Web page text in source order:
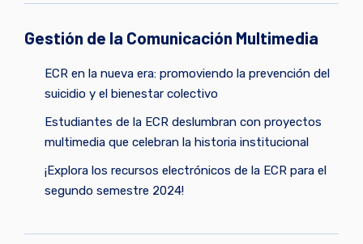
Gestión de la Comunicación Multimedia
ECR en la nueva era: promoviendo la prevención del
suicidio y el bienestar colectivo
Estudiantes de la ECR deslumbran con proyectos
multimedia que celebran la historia institucional
¡Explora los recursos electrónicos de la ECR para el
segundo semestre 2024!